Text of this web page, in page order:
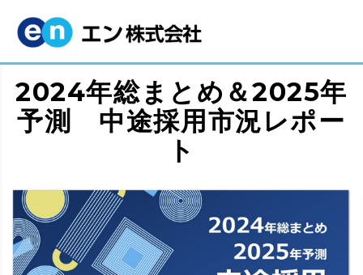
2024年総まとめ＆2025年
予測 中途採用市況レポー
ト